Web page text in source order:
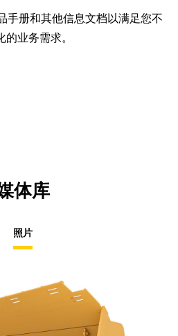
手册和其他信息文档以满足您不
的业务需求。
体库
照片